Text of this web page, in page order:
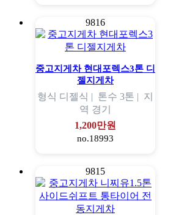
9816
중고지게차 현대포렉스3톤 디
젤지게차
형식 디젤식 | 톤수 3톤 | 지
역 경기
1,200만원
no.18993
9815